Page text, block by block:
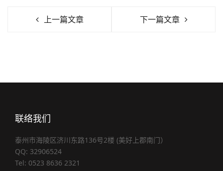
上一篇文章 下一篇文章
联络我们
泰州市海陵区济川东路136号2楼 (美好上郡南门）
QQ: 32906524
Tel: 0523 8636 2321